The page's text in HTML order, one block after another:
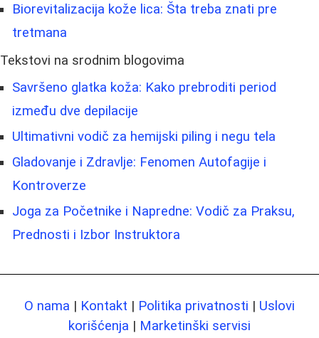
Biorevitalizacija kože lica: Šta treba znati pre
tretmana
Tekstovi na srodnim blogovima
Savršeno glatka koža: Kako prebroditi period
između dve depilacije
Ultimativni vodič za hemijski piling i negu tela
Gladovanje i Zdravlje: Fenomen Autofagije i
Kontroverze
Joga za Početnike i Napredne: Vodič za Praksu,
Prednosti i Izbor Instruktora
O nama | Kontakt | Politika privatnosti | Uslovi
korišćenja | Marketinški servisi